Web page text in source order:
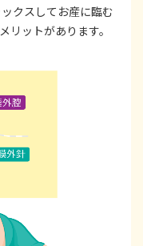
クスしてお産に臨む
リットがあります。